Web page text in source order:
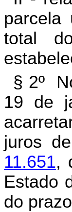
total
§ 2º
19 de
juros
11.651,
Estado
do